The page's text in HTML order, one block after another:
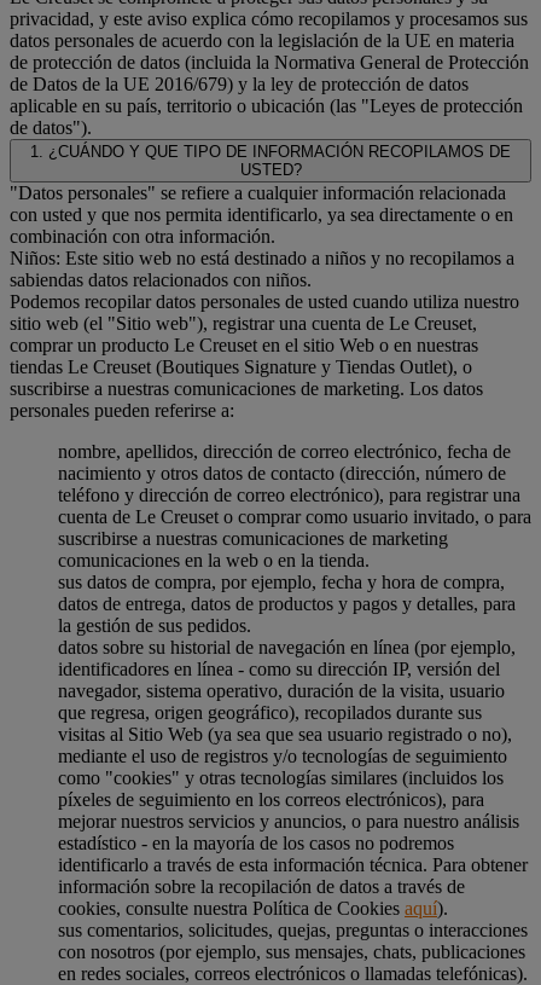
privacidad, y este aviso explica cómo recopilamos y procesamos sus
datos personales de acuerdo con la legislación de la UE en materia
de protección de datos (incluida la Normativa General de Protección
de Datos de la UE 2016/679) y la ley de protección de datos
aplicable en su país, territorio o ubicación (las "Leyes de protección
de datos").
1. ¿CUÁNDO Y QUE TIPO DE INFORMACIÓN RECOPILAMOS DE
USTED?
"Datos personales" se refiere a cualquier información relacionada
con usted y que nos permita identificarlo, ya sea directamente o en
combinación con otra información.
Niños: Este sitio web no está destinado a niños y no recopilamos a
sabiendas datos relacionados con niños.
Podemos recopilar datos personales de usted cuando utiliza nuestro
sitio web (el "Sitio web"), registrar una cuenta de Le Creuset,
comprar un producto Le Creuset en el sitio Web o en nuestras
tiendas Le Creuset (Boutiques Signature y Tiendas Outlet), o
suscribirse a nuestras comunicaciones de marketing. Los datos
personales pueden referirse a:
nombre, apellidos, dirección de correo electrónico, fecha de
nacimiento y otros datos de contacto (dirección, número de
teléfono y dirección de correo electrónico), para registrar una
cuenta de Le Creuset o comprar como usuario invitado, o para
suscribirse a nuestras comunicaciones de marketing
comunicaciones en la web o en la tienda.
sus datos de compra, por ejemplo, fecha y hora de compra,
datos de entrega, datos de productos y pagos y detalles, para
la gestión de sus pedidos.
datos sobre su historial de navegación en línea (por ejemplo,
identificadores en línea - como su dirección IP, versión del
navegador, sistema operativo, duración de la visita, usuario
que regresa, origen geográfico), recopilados durante sus
visitas al Sitio Web (ya sea que sea usuario registrado o no),
mediante el uso de registros y/o tecnologías de seguimiento
como "cookies" y otras tecnologías similares (incluidos los
píxeles de seguimiento en los correos electrónicos), para
mejorar nuestros servicios y anuncios, o para nuestro análisis
estadístico - en la mayoría de los casos no podremos
identificarlo a través de esta información técnica. Para obtener
información sobre la recopilación de datos a través de
cookies, consulte nuestra Política de Cookies aquí).
sus comentarios, solicitudes, quejas, preguntas o interacciones
con nosotros (por ejemplo, sus mensajes, chats, publicaciones
en redes sociales, correos electrónicos o llamadas telefónicas).